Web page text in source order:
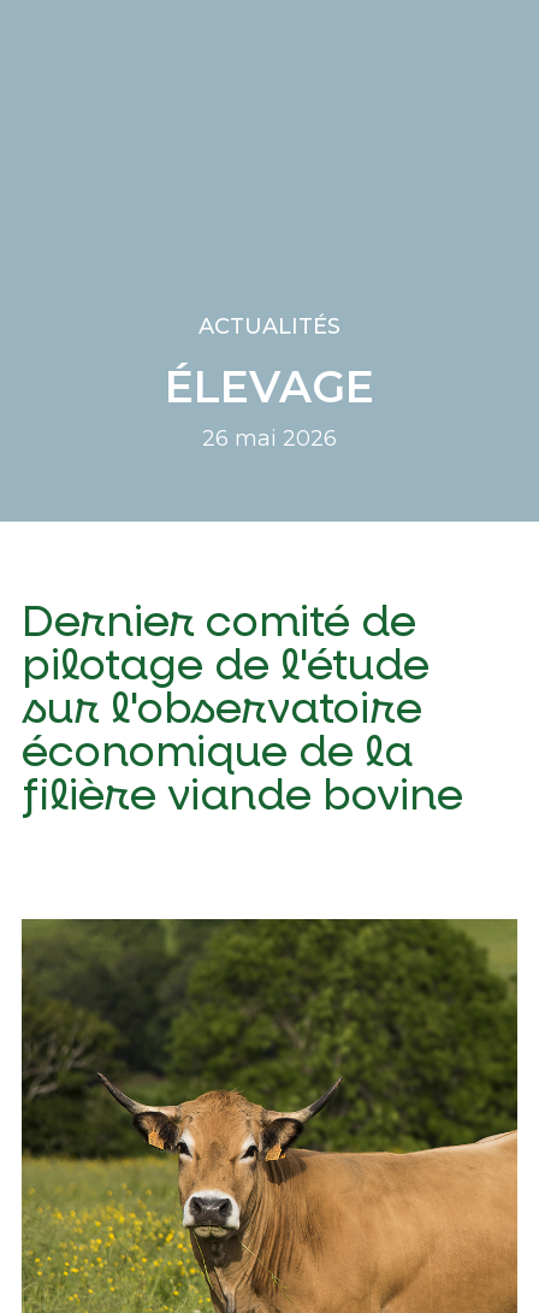
ACTUALITÉS
ÉLEVAGE
26 mai 2026
Dernier comité de
pilotage de l'étude
sur l'observatoire
économique de la
filière viande bovine